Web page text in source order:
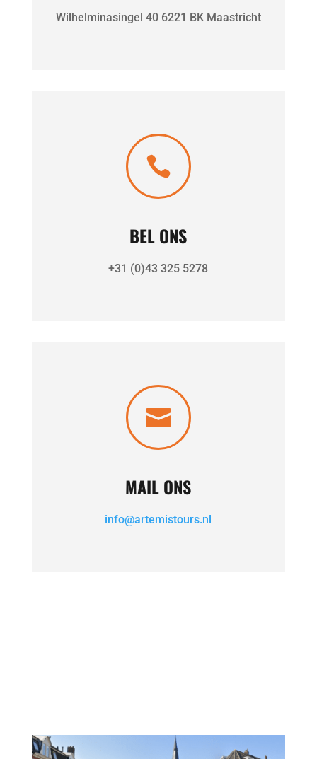
Wilhelminasingel 40 6221 BK Maastricht

BEL ONS
+31 (0)43 325 5278

MAIL ONS
info@artemistours.nl